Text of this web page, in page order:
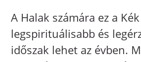
A Halak számára ez a
legspirituálisabb és
időszak lehet az évben.